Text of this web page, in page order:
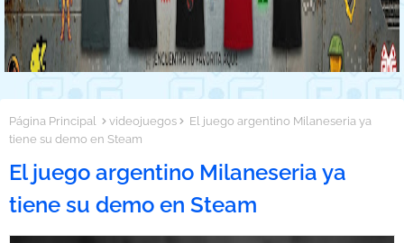
Página Principal videojuegos
El juego argentino Milaneseria ya
tiene su demo en Steam
El juego argentino Milaneseria ya
tiene su demo en Steam